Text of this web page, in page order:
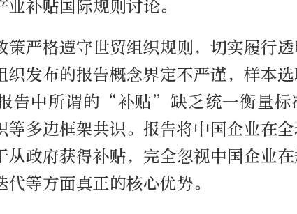
补贴国际规则讨论。
策严格遵守世贸组织规则，切实履行透
织发布的报告概念界定不严谨，样本选
告中所谓的“补贴”缺乏统一衡量标
等多边框架共识。报告将中国企业在
从政府获得补贴，完全忽视中国企业在
等方面真正的核心优势。